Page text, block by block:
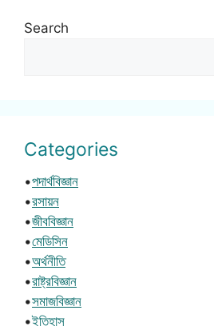
Search
Categories
•পদার্থবিজ্ঞান
•রসায়ন
•জীববিজ্ঞান
•মেডিসিন
•অর্থনীতি
•রাষ্ট্রবিজ্ঞান
•সমাজবিজ্ঞান
•ইতিহাস